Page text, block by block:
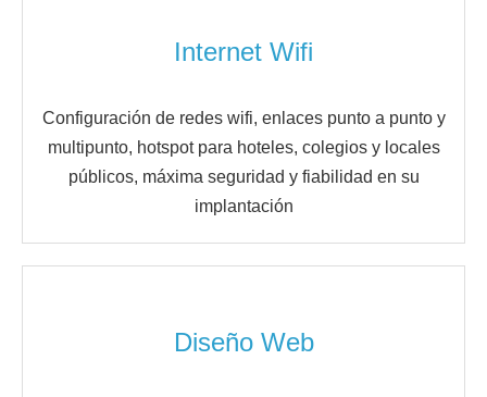
Internet Wifi
Configuración de redes wifi, enlaces punto a punto y
multipunto, hotspot para hoteles, colegios y locales
públicos, máxima seguridad y fiabilidad en su
implantación
Diseño Web